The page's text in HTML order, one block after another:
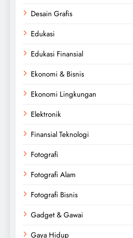
Desain Grafis
Edukasi
Edukasi Finansial
Ekonomi & Bisnis
Ekonomi Lingkungan
Elektronik
Finansial Teknologi
Fotografi
Fotografi Alam
Fotografi Bisnis
Gadget & Gawai
Gaya Hidup